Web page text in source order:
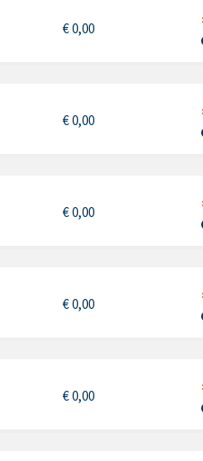
€0,00
€0,00
€0,00
€0,00
€0,00